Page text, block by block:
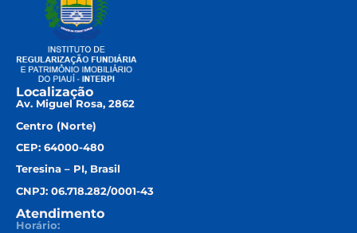
Localização
Av. Miguel Rosa, 2862
Centro (Norte)
CEP: 64000-480
Teresina – PI, Brasil
CNPJ: 06.718.282/0001-43
Atendimento
Horário: